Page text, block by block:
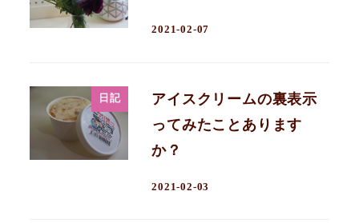
2021-02-07
日記
アイスクリームの裏表示
ってみたことあります
か？
2021-02-03